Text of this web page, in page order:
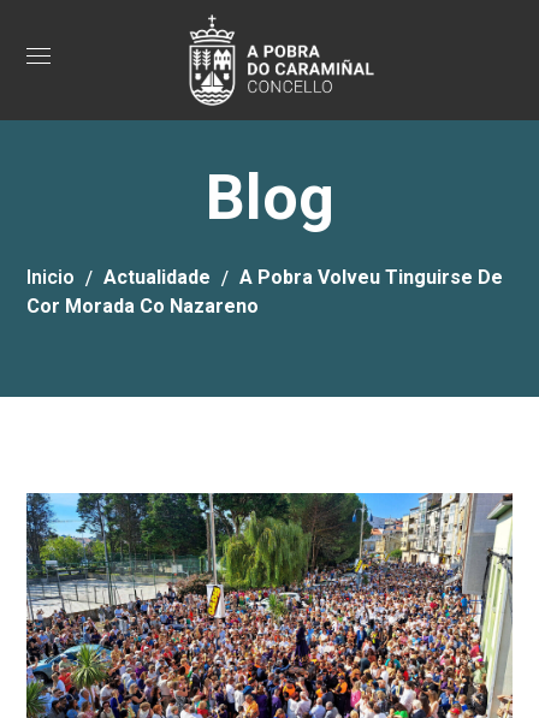
Blog
Inicio Actualidade
A Pobra Volveu Tinguirse De
Cor Morada Co Nazareno